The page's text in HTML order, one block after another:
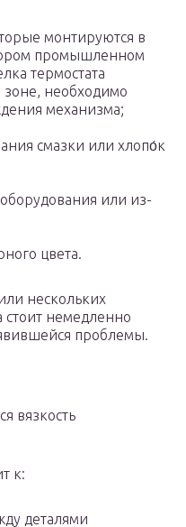
монтируются в
промышленном
термостата
зоне, необходимо
механизма;
смазки или хлопо́к
или из-
цвета.
нескольких
стоит немедленно
проблемы.
вязкость
к:
деталями